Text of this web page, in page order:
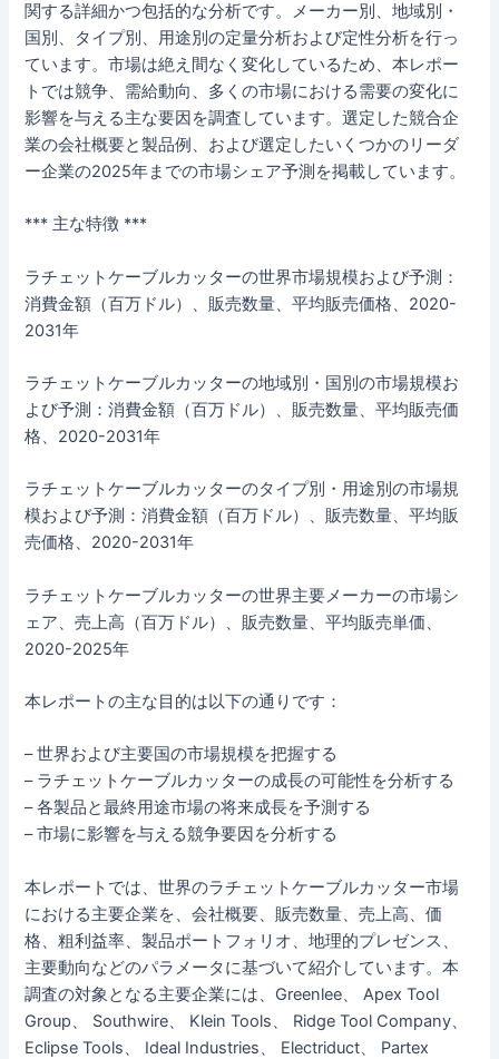
関する詳細かつ包括的な分析です。メーカー別、地域別・
国別、タイプ別、用途別の定量分析および定性分析を行っ
ています。市場は絶え間なく変化しているため、本レポー
トでは競争、需給動向、多くの市場における需要の変化に
影響を与える主な要因を調査しています。選定した競合企
業の会社概要と製品例、および選定したいくつかのリーダ
ー企業の2025年までの市場シェア予測を掲載しています。
*** 主な特徴 ***
ラチェットケーブルカッターの世界市場規模および予測：
消費金額（百万ドル）、販売数量、平均販売価格、2020-
2031年
ラチェットケーブルカッターの地域別・国別の市場規模お
よび予測：消費金額（百万ドル）、販売数量、平均販売価
格、2020-2031年
ラチェットケーブルカッターのタイプ別・用途別の市場規
模および予測：消費金額（百万ドル）、販売数量、平均販
売価格、2020-2031年
ラチェットケーブルカッターの世界主要メーカーの市場シ
ェア、売上高（百万ドル）、販売数量、平均販売単価、
2020-2025年
本レポートの主な目的は以下の通りです：
– 世界および主要国の市場規模を把握する
– ラチェットケーブルカッターの成長の可能性を分析する
– 各製品と最終用途市場の将来成長を予測する
– 市場に影響を与える競争要因を分析する
本レポートでは、世界のラチェットケーブルカッター市場
における主要企業を、会社概要、販売数量、売上高、価
格、粗利益率、製品ポートフォリオ、地理的プレゼンス、
主要動向などのパラメータに基づいて紹介しています。本
調査の対象となる主要企業には、Greenlee、 Apex Tool
Group、 Southwire、 Klein Tools、 Ridge Tool Company、
Eclipse Tools、 Ideal Industries、 Electriduct、 Partex